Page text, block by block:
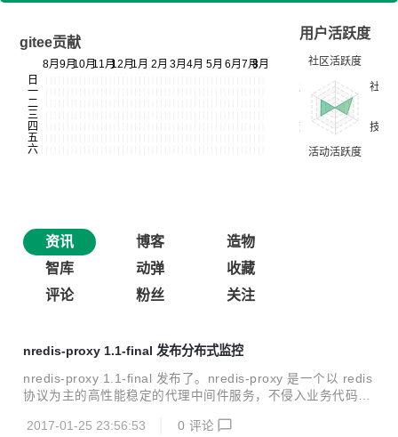
gitee贡献
用户活跃度
资讯 博客
造物
智库
动弹
收藏
评论
粉丝 关注
nredis-proxy 1.1-final 发布分布式监控
nredis-proxy 1.1-final 发布了。nredis-proxy 是一个以 redis
协议为主的高性能稳定的代理中间件服务，不侵入业务代码，
署。 nredis-proxy 1.1-final 版本优化以下功能点: 支持ping
2017-01-25 23:56:53 0 评论